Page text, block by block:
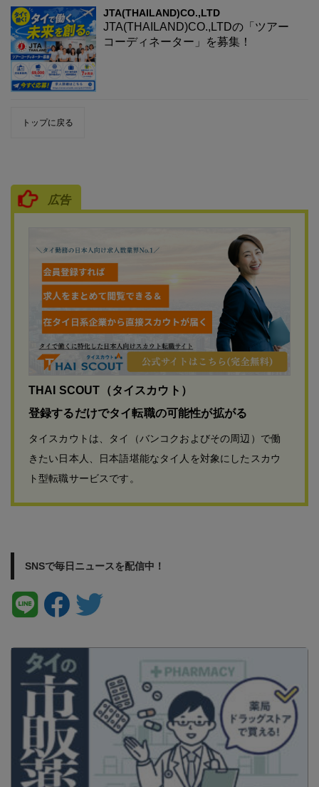
JTA(THAILAND)CO.,LTD
JTA(THAILAND)CO.,LTDの「ツアー
コーディネーター」を募集！
トップに戻る
広告
THAI SCOUT（タイスカウト）
登録するだけでタイ転職の可能性が拡がる
タイスカウトは、タイ（バンコクおよびその周辺）で働
きたい日本人、日本語堪能なタイ人を対象にしたスカウ
ト型転職サービスです。
SNSで毎日ニュースを配信中！